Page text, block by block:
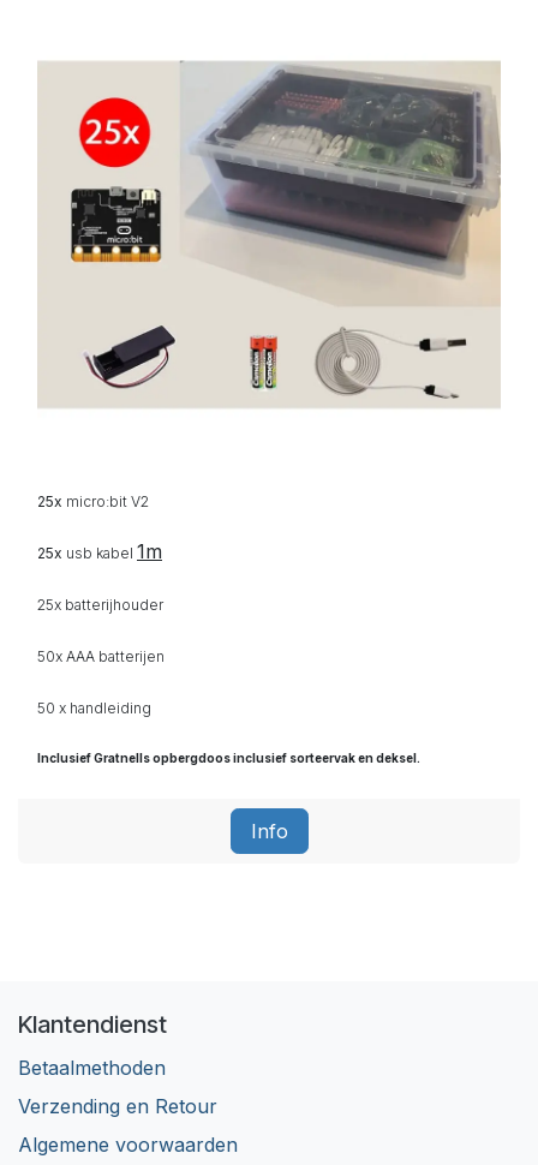
25x micro:bit V2
25x usb kabel 1m
25x batterijhouder
50x AAA batterijen
50 x handleiding
Inclusief Gratnells opbergdoos inclusief sorteervak en deksel.
Info
Klantendienst
Betaalmethoden
Verzending en Retour
Algemene voorwaarden